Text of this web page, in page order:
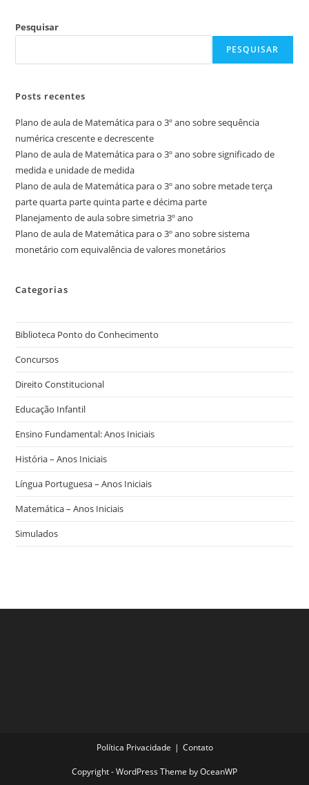
Pesquisar
PESQUISAR
Posts recentes
Plano de aula de Matemática para o 3º ano sobre sequência
numérica crescente e decrescente
Plano de aula de Matemática para o 3º ano sobre significado de
medida e unidade de medida
Plano de aula de Matemática para o 3º ano sobre metade terça
parte quarta parte quinta parte e décima parte
Planejamento de aula sobre simetria 3º ano
Plano de aula de Matemática para o 3º ano sobre sistema
monetário com equivalência de valores monetários
Categorias
Biblioteca Ponto do Conhecimento
Concursos
Direito Constitucional
Educação Infantil
Ensino Fundamental: Anos Iniciais
História – Anos Iniciais
Língua Portuguesa – Anos Iniciais
Matemática – Anos Iniciais
Simulados
Política Privacidade Contato
Copyright - WordPress Theme by OceanWP